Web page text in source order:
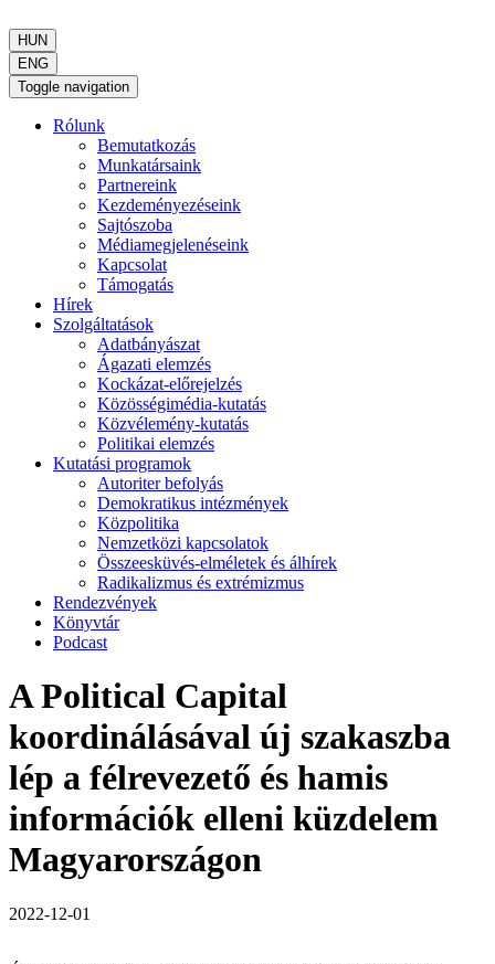
HUN
ENG
Toggle navigation
Rólunk
Bemutatkozás
Munkatársaink
Partnereink
Kezdeményezéseink
Sajtószoba
Médiamegjelenéseink
Kapcsolat
Támogatás
Hírek
Szolgáltatások
Adatbányászat
Ágazati elemzés
Kockázat-előrejelzés
Közösségimédia-kutatás
Közvélemény-kutatás
Politikai elemzés
Kutatási programok
Autoriter befolyás
Demokratikus intézmények
Közpolitika
Nemzetközi kapcsolatok
Összeesküvés-elméletek és álhírek
Radikalizmus és extrémizmus
Rendezvények
Könyvtár
Podcast
A Political Capital
koordinálásával új szakaszba
lép a félrevezető és hamis
információk elleni küzdelem
Magyarországon
2022-12-01